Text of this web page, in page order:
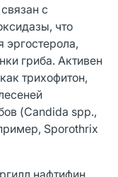
с
что
эргостерола,
гриба. Активен
трихофитон,
(Candida spp.,
Sporothrix
нафтифин